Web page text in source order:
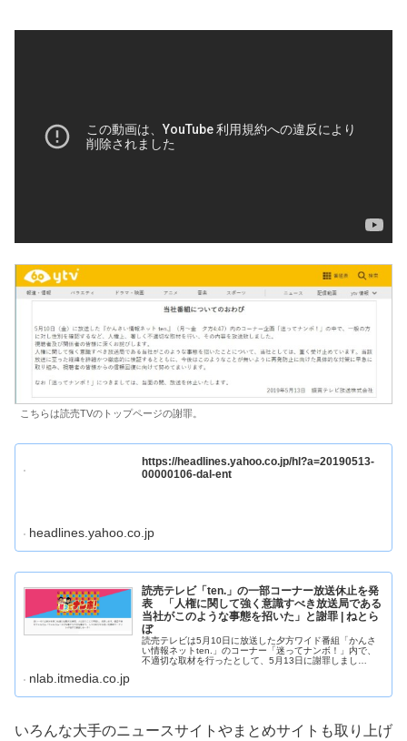
こちらは読売TVのトップページの謝罪。
https://headlines.yahoo.co.jp/hl?a=20190513-
00000106-dal-ent
headlines.yahoo.co.jp
読売テレビ「ten.」の一部コーナー放送休止を発
表 「人権に関して強く意識すべき放送局である
当社がこのような事態を招いた」と謝罪 | ねとら
ぼ
読売テレビは5月10日に放送した夕方ワイド番組「かんさ
い情報ネットten.」のコーナー「迷ってナンボ！」内で、
不適切な取材を行ったとして、5月13日に謝罪しまし
nlab.itmedia.co.jp
いろんな大手のニュースサイトやまとめサイトも取り上げ